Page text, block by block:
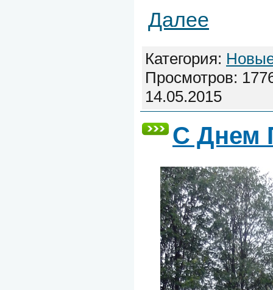
Далее
Категория:
Просмотров:
14.05.2015
С Днем